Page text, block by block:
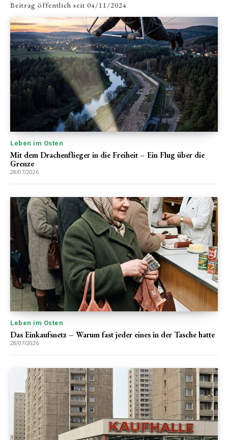
Beitrag öffentlich seit 04/11/2024
Leben im Osten
Mit dem Drachenflieger in die Freiheit – Ein Flug über die
Grenze
28/07/2026
Leben im Osten
Das Einkaufsnetz – Warum fast jeder eines in der Tasche hatte
28/07/2026